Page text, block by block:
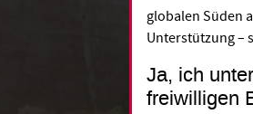
globalen Süden
Unterstützung –
Ja, ich
freiwilligen